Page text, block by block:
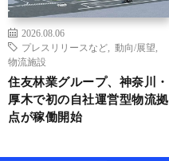
2026.08.06
プレスリリースなど
動向/展望
物流施設
住友林業グループ、神奈川・
厚木で初の自社運営型物流拠
点が稼働開始